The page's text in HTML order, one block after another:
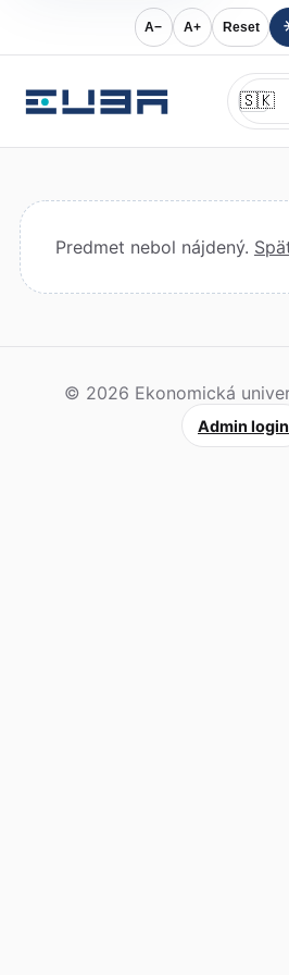
A− A+ Reset
🇸🇰
Predmet nebol nájdený.
© 2026 Ekonomická
Admin login